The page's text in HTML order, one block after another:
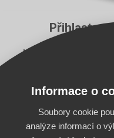
Přihlaste
Neutečou vám ty
E-mailInformace o
Soubory cookie
analýze informací o